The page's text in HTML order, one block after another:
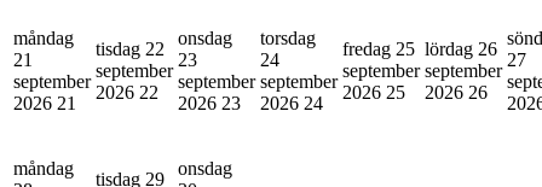
måndag
21
september
2026 21
tisdag 22
september
2026 22
onsdag
23
september
2026 23
torsdag
24
september
2026 24
fredag 25
september
2026 25
lördag 26
september
2026 26
27
måndag
tisdag 29
onsdag